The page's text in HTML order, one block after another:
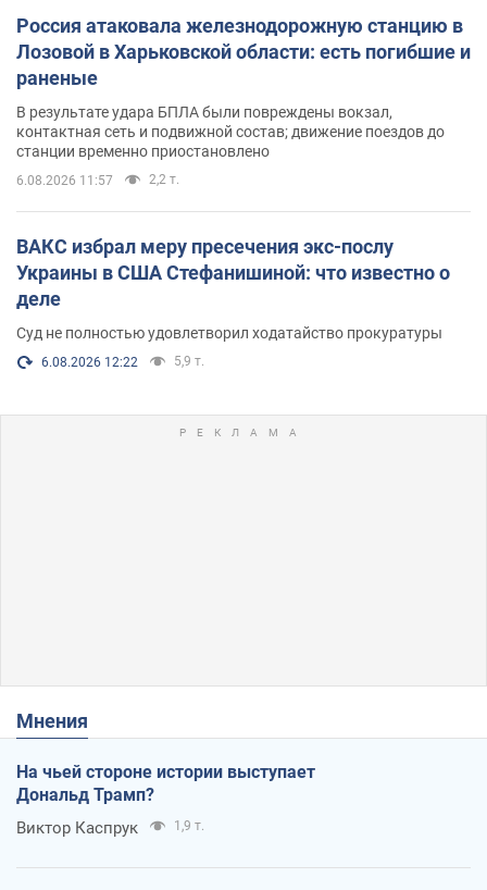
Россия атаковала железнодорожную станцию в
Лозовой в Харьковской области: есть погибшие и
раненые
В результате удара БПЛА были повреждены вокзал,
контактная сеть и подвижной состав; движение поездов до
станции временно приостановлено
6.08.2026 11:57 2,2 т.
ВАКС избрал меру пресечения экс-послу
Украины в США Стефанишиной: что известно о
деле
Суд не полностью удовлетворил ходатайство прокуратуры
6.08.2026 12:22 5,9 т.
Мнения
На чьей стороне истории выступает
Дональд Трамп?
Виктор Каспрук 1,9 т.